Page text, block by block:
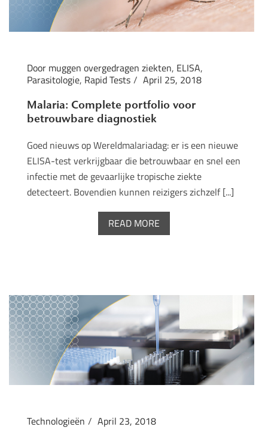
Door muggen overgedragen ziekten, ELISA,
Parasitologie, Rapid Tests April 25, 2018
Malaria: Complete portfolio voor
betrouwbare diagnostiek
Goed nieuws op Wereldmalariadag: er is een nieuwe
ELISA-test verkrijgbaar die betrouwbaar en snel een
infectie met de gevaarlijke tropische ziekte
detecteert. Bovendien kunnen reizigers zichzelf [...]
READ MORE
Technologieën April 23, 2018